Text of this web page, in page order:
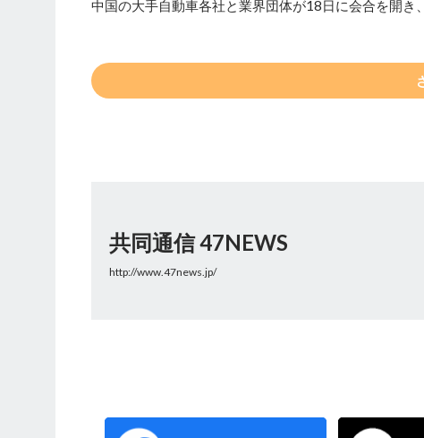
中国の大手自動車各社と業界団体が18日に会合を開
共同通信 47NEWS
http://www.47news.jp/